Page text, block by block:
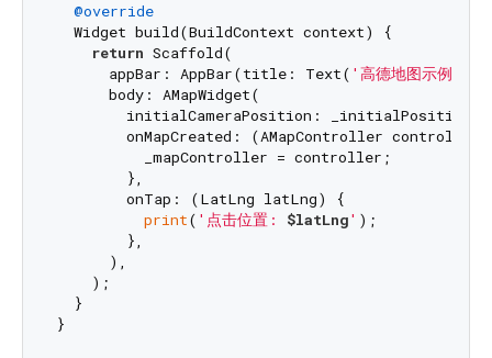
@override
  Widget build(BuildContext context) {
return Scaffold(
      appBar: AppBar(title: Text(
'高德地图示例'
      body: AMapWidget(
        initialCameraPosition: _initialPosition,
onMapCreated: (AMapController
          _mapController = controller;
        },
        onTap: (LatLng latLng) {
print( '点击位置: $latLng' );
        },
      ),
    );
  }